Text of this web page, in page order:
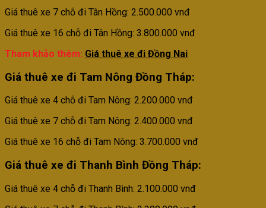
Giá thuê xe 7 chỗ đi Tân Hồng: 2.500.000 vnđ
Giá thuê xe 16 chỗ đi Tân Hồng: 3.800.000 vnđ
Tham khảo thêm: Giá thuê xe đi Đồng Nai
Giá thuê xe đi Tam Nông Đồng Tháp:
Giá thuê xe 4 chỗ đi Tam Nông: 2.200.000 vnđ
Giá thuê xe 7 chỗ đi Tam Nông: 2.400.000 vnđ
Giá thuê xe 16 chỗ đi Tam Nông: 3.700.000 vnđ
Giá thuê xe đi Thanh Bình Đồng Tháp:
Giá thuê xe 4 chỗ đi Thanh Bình: 2.100.000 vnđ